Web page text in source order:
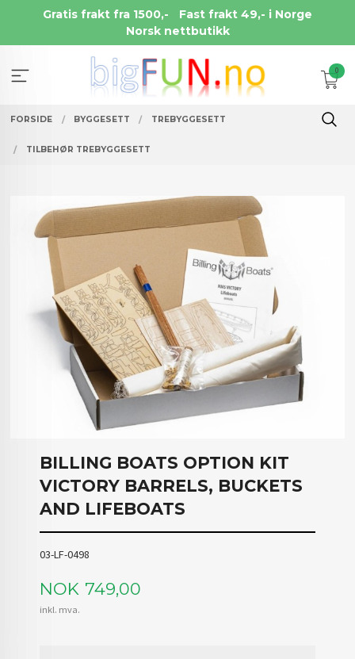
Gratis frakt fra 1500,-
Fast frakt 49,- i Norge
Norsk nettbutikk
0
FORSIDE BYGGESETT TREBYGGESETT
TILBEHØR TREBYGGESETT
BILLING BOATS OPTION KIT
VICTORY BARRELS, BUCKETS
AND LIFEBOATS
03-LF-0498
Pris
NOK 749,00
inkl. mva.